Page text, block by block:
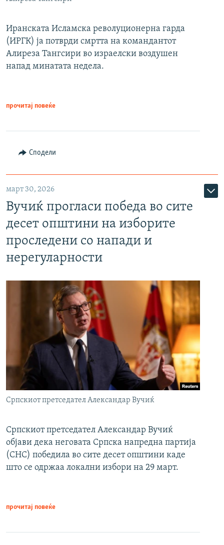
Иранската Исламска револуционерна гарда
(ИРГК) ја потврди смртта на командантот
Алиреза Тангсири во израелски воздушен
напад минатата недела.
прочитај повеќе
Сподели
март 30, 2026
Вучиќ прогласи победа во сите
десет општини на изборите
проследени со напади и
нерегуларности
Српскиот претседател Александар Вучиќ
Српскиот претседател Александар Вучиќ
објави дека неговата Српска напредна партија
(СНС) победила во сите десет општини каде
што се одржаа локални избори на 29 март.
прочитај повеќе